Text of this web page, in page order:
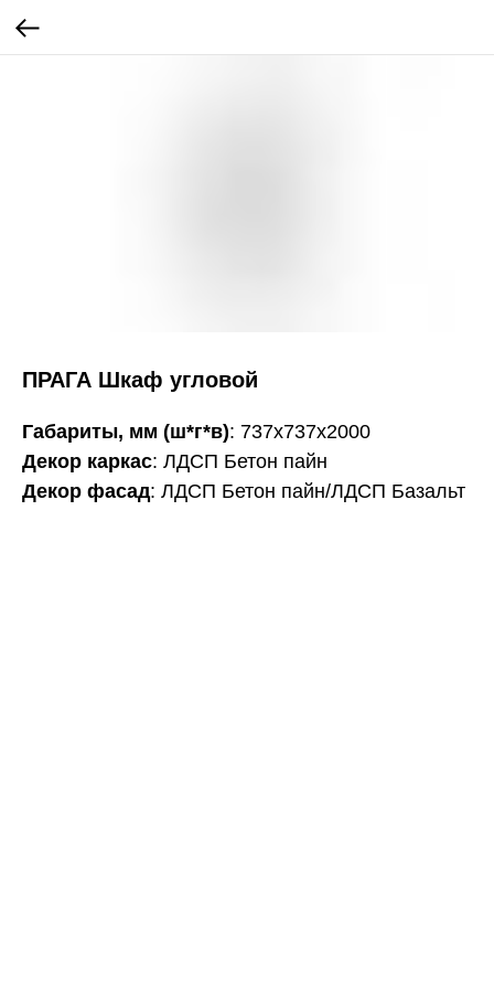
ПРАГА Шкаф угловой
Габариты, мм (ш*г*в): 737х737х2000
Декор каркас: ЛДСП Бетон пайн
Декор фасад: ЛДСП Бетон пайн/ЛДСП Базальт